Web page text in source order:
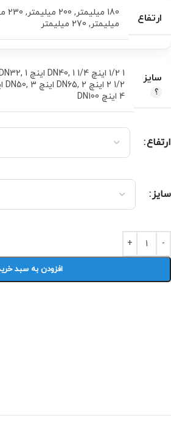
ارتفاع 180 میلیمتر , 200 میلیمتر , 230 میلیمتر
میلیمتر, 270 میلیمتر
سایز 1 1/2 اینچ DN40 , 1 1/4 اینچ DN32 , 1 اینچ DN25
2 1/2 اینچ DN65
, 2 اینچ DN50 , 3 اینچ DN80
4 اینچ DN100
ارتفاع
سایز
افزودن به سبد